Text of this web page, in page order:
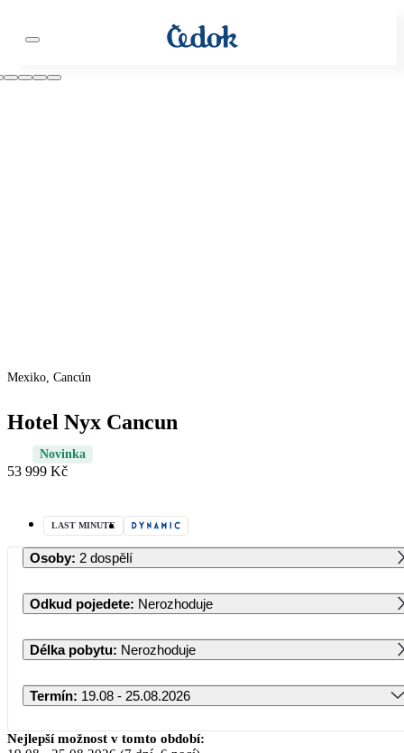
Mexiko, Cancún
Hotel Nyx Cancun
Novinka
53 999 Kč
LAST MINUTE
Osoby: 2 dospělí
Odkud pojedete: Nerozhoduje
Délka pobytu: Nerozhoduje
Termín: 19.08 - 25.08.2026
Srpen 2026
Nejlepší možnost v tomto období: